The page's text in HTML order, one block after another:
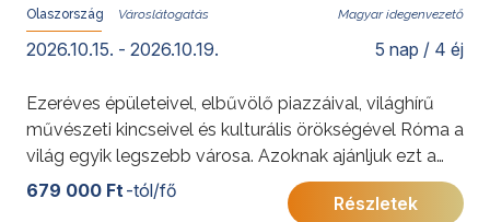
Olaszország Magyar idegenvezető
2026.10.15. - 2026.10.19. 5 nap / 4 éj
Ezeréves épületeivel, elbűvölő piazzáival, világhírű
művészeti kincseivel és kulturális örökségével Róma a
világ egyik legszebb városa. Azoknak ajánljuk ezt a
programot, akik többedszerre sem tudnak betelni
679 000 Ft-tól/fő
Részletek